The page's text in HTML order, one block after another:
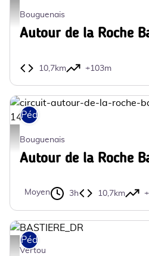
circuit-autour-de-la-roche-ballue-
Bouguenais
Autour de la Roche
10,7km +103m
circuit-autour-de-la-roche-ballue-
Pédestre
Bouguenais
Autour de la Roche
Moyen 3h 10,7km
BASTIERE_DR - DR
Pédestre
Vertou